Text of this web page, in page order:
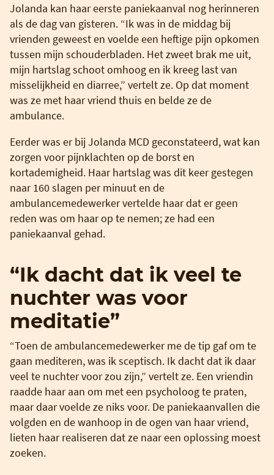
Jolanda kan haar eerste paniekaanval nog herinneren
als de dag van gisteren. “Ik was in de middag bij
vrienden geweest en voelde een heftige pijn opkomen
tussen mijn schouderbladen. Het zweet brak me uit,
mijn hartslag schoot omhoog en ik kreeg last van
misselijkheid en diarree,” vertelt ze. Op dat moment
was ze met haar vriend thuis en belde ze de
ambulance.
Eerder was er bij Jolanda MCD geconstateerd, wat kan
zorgen voor pijnklachten op de borst en
kortademigheid. Haar hartslag was dit keer gestegen
naar 160 slagen per minuut en de
ambulancemedewerker vertelde haar dat er geen
reden was om haar op te nemen; ze had een
paniekaanval gehad.
“Ik dacht dat ik veel te
nuchter was voor
meditatie”
“Toen de ambulancemedewerker me de tip gaf om te
gaan mediteren, was ik sceptisch. Ik dacht dat ik daar
veel te nuchter voor zou zijn,” vertelt ze. Een vriendin
raadde haar aan om met een psycholoog te praten,
maar daar voelde ze niks voor. De paniekaanvallen die
volgden en de wanhoop in de ogen van haar vriend,
lieten haar realiseren dat ze naar een oplossing moest
zoeken.